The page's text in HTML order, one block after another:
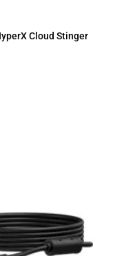
Cloud Stinger